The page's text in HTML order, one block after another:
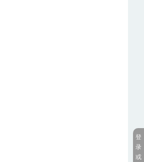
登
录
或